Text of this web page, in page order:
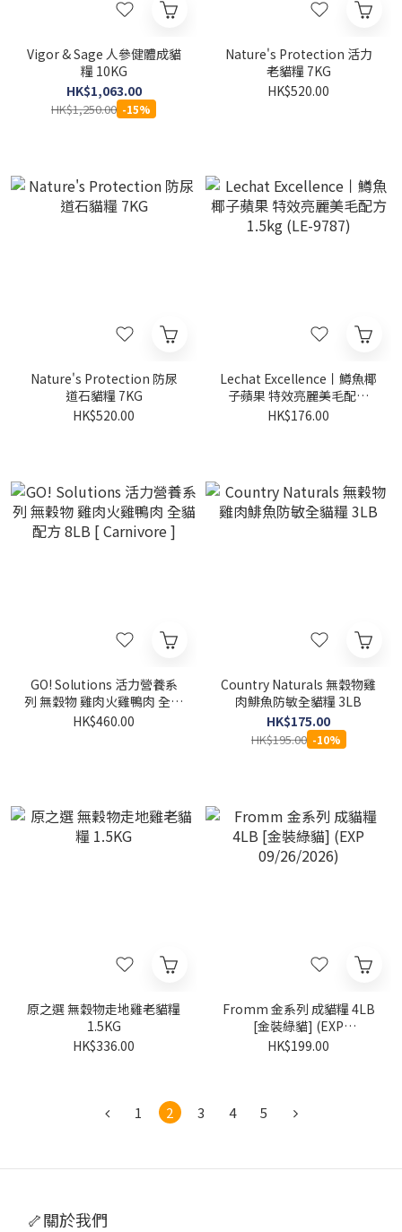
Vigor & Sage 人參健體成貓
糧 10KG
HK$1,063.00
HK$1,250.00 -15%
Nature's Protection 活力
老貓糧 7KG
HK$520.00
Nature's Protection 防尿
道石貓糧 7KG
HK$520.00
Lechat Excellence丨鱒魚椰
子蘋果 特效亮麗美毛配方
1.5kg (LE-9787)
HK$176.00
GO! Solutions 活力營養系
列 無穀物 雞肉火雞鴨肉 全貓
配方 8LB [ Carnivore ]
HK$460.00
Country Naturals 無穀物雞
肉鯡魚防敏全貓糧 3LB
HK$175.00
HK$195.00 -10%
原之選 無穀物走地雞老貓糧
1.5KG
HK$336.00
Fromm 金系列 成貓糧 4LB
[金裝綠貓] (EXP
09/26/2026)
HK$199.00
1 2 3 4 5
🦴關於我們